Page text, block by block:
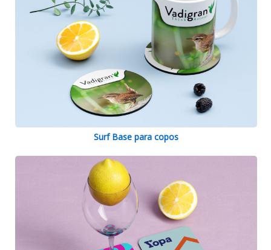
Surf Base para copos